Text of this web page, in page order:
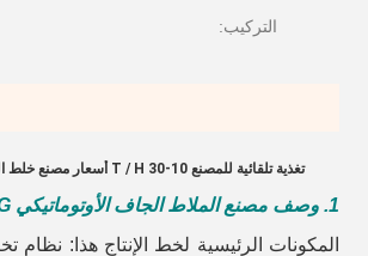
التركيب:
تغذية تلقائية للمصنع 10-30 T / H أسعار مصنع خلط الملاط الجاف للبيع
1. وصف مصنع الملاط الجاف الأوتوماتيكي MG
المكونات الرئيسية لخط الإنتاج هذا: نظام